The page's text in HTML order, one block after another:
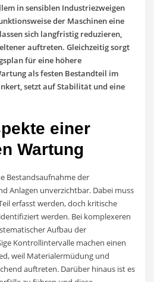
in sensiblen Industriezweigen
der Maschinen eine
sich langfristig reduzieren,
auftreten. Gleichzeitig sorgt
für eine höhere
als festen Bestandteil im
setzt auf Stabilität und eine
einer
Wartung
Bestandsaufnahme der
Anlagen unverzichtbar. Dabei muss
erfasst werden, doch kritische
werden. Bei komplexeren
Aufbau der
Kontrollintervalle machen einen
weil Materialermüdung und
auftreten. Darüber hinaus ist es